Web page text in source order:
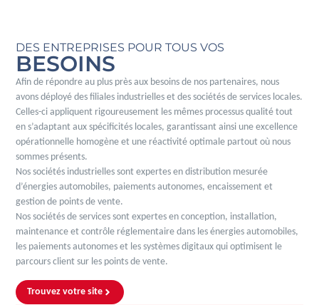
DES ENTREPRISES POUR TOUS VOS
BESOINS
Afin de répondre au plus près aux besoins de nos partenaires, nous
avons déployé des filiales industrielles et des sociétés de services locales.
Celles-ci appliquent rigoureusement les mêmes processus qualité tout
en s’adaptant aux spécificités locales, garantissant ainsi une excellence
opérationnelle homogène et une réactivité optimale partout où nous
sommes présents.
Nos sociétés industrielles sont expertes en distribution mesurée
d’énergies automobiles, paiements autonomes, encaissement et
gestion de points de vente.
Nos sociétés de services sont expertes en conception, installation,
maintenance et contrôle réglementaire dans les énergies automobiles,
les paiements autonomes et les systèmes digitaux qui optimisent le
parcours client sur les points de vente.
Trouvez votre site